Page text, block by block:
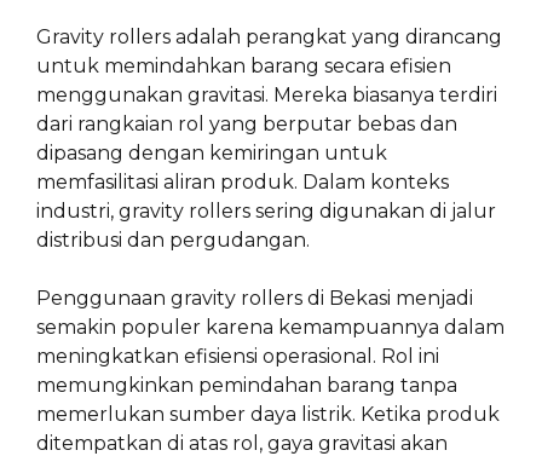
Gravity rollers adalah perangkat yang dirancang
untuk memindahkan barang secara efisien
menggunakan gravitasi. Mereka biasanya terdiri
dari rangkaian rol yang berputar bebas dan
dipasang dengan kemiringan untuk
memfasilitasi aliran produk. Dalam konteks
industri, gravity rollers sering digunakan di jalur
distribusi dan pergudangan.
Penggunaan gravity rollers di Bekasi menjadi
semakin populer karena kemampuannya dalam
meningkatkan efisiensi operasional. Rol ini
memungkinkan pemindahan barang tanpa
memerlukan sumber daya listrik. Ketika produk
ditempatkan di atas rol, gaya gravitasi akan